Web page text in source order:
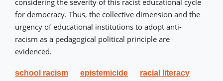
for democracy. Thus, the collective dimension and the
urgency of educational institutions to adopt anti-
racism as a pedagogical political principle are
evidenced.
school racism epistemicide
racial literacy